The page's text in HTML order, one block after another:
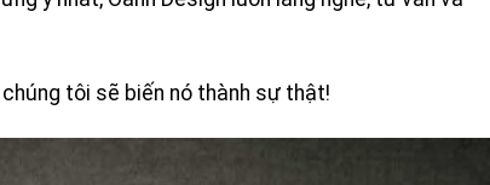
tôi sẽ biến nó thành sự thật!